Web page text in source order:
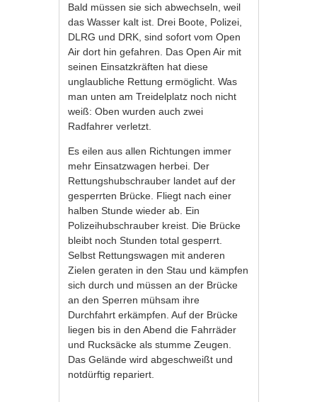
Bald müssen sie sich abwechseln, weil
das Wasser kalt ist. Drei Boote, Polizei,
DLRG und DRK, sind sofort vom Open
Air dort hin gefahren. Das Open Air mit
seinen Einsatzkräften hat diese
unglaubliche Rettung ermöglicht. Was
man unten am Treidelplatz noch nicht
weiß: Oben wurden auch zwei
Radfahrer verletzt.
Es eilen aus allen Richtungen immer
mehr Einsatzwagen herbei. Der
Rettungshubschrauber landet auf der
gesperrten Brücke. Fliegt nach einer
halben Stunde wieder ab. Ein
Polizeihubschrauber kreist. Die Brücke
bleibt noch Stunden total gesperrt.
Selbst Rettungswagen mit anderen
Zielen geraten in den Stau und kämpfen
sich durch und müssen an der Brücke
an den Sperren mühsam ihre
Durchfahrt erkämpfen. Auf der Brücke
liegen bis in den Abend die Fahrräder
und Rucksäcke als stumme Zeugen.
Das Gelände wird abgeschweißt und
notdürftig repariert.